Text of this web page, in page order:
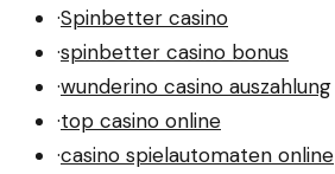
·Spinbetter casino
·spinbetter casino bonus
·wunderino casino auszahlung
·top casino online
·casino spielautomaten online